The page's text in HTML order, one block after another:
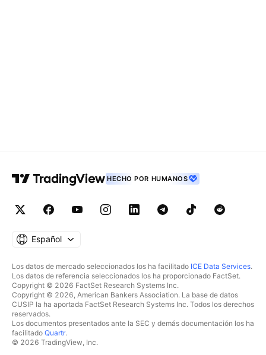
HECHO POR HUMANOS
Español
Los datos de mercado seleccionados los ha facilitado ICE Data Services.
Los datos de referencia seleccionados los ha proporcionado FactSet.
Copyright © 2026 FactSet Research Systems Inc.
Copyright © 2026, American Bankers Association. La base de datos
CUSIP la ha aportada FactSet Research Systems Inc. Todos los derechos
reservados.
Los documentos presentados ante la SEC y demás documentación los ha
facilitado Quartr.
© 2026 TradingView, Inc.